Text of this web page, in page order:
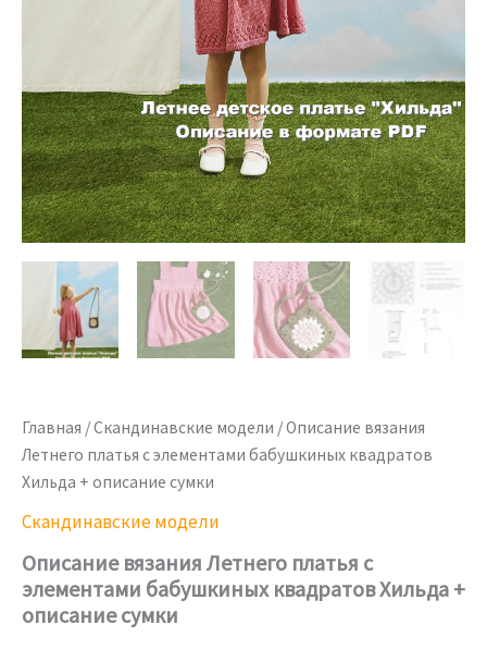
Главная /Скандинавские модели / Описание вязания
Летнего платья с элементами бабушкиных квадратов
Хильда + описание сумки
Скандинавские модели
Описание вязания Летнего платья с
элементами бабушкиных квадратов Хильда +
описание сумки